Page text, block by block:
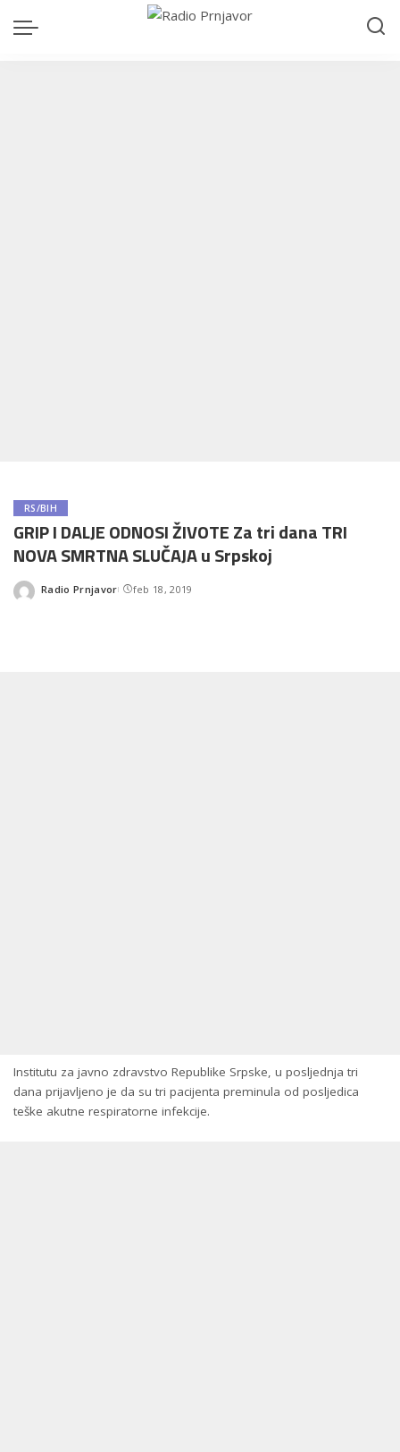
RS/BIH
GRIP I DALJE ODNOSI ŽIVOTE Za tri dana TRI
NOVA SMRTNA SLUČAJA u Srpskoj
Posted
Radio Prnjavor feb 18, 2019
Institutu za javno zdravstvo Republike Srpske, u posljednja tri
dana prijavljeno je da su tri pacijenta preminula od posljedica
teške akutne respiratorne infekcije.